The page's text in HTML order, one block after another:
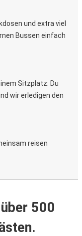
und extra viel
Bussen einfach
Sitzplatz: Du
wir erledigen den
reisen
500